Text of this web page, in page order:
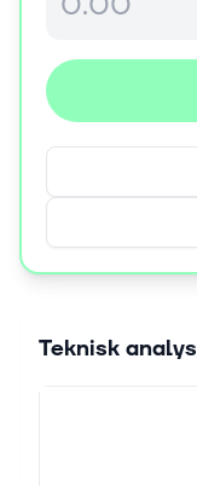
Teknisk analys